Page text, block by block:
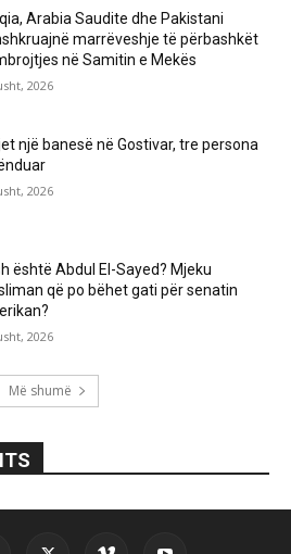
Arabia Saudite dhe Pakistani
marrëveshje të përbashkët
në Samitin e Mekës
2026
një banesë në Gostivar, tre persona
2026
është Abdul El-Sayed? Mjeku
që po bëhet gati për senatin
2026
Më shumë